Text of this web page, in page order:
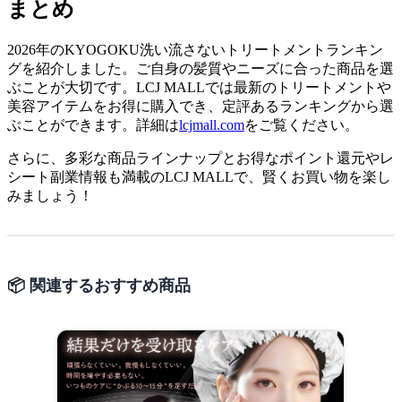
まとめ
2026年のKYOGOKU洗い流さないトリートメントランキン
グを紹介しました。ご自身の髪質やニーズに合った商品を選
ぶことが大切です。LCJ MALLでは最新のトリートメントや
美容アイテムをお得に購入でき、定評あるランキングから選
ぶことができます。詳細はlcjmall.comをご覧ください。
さらに、多彩な商品ラインナップとお得なポイント還元やレ
シート副業情報も満載のLCJ MALLで、賢くお買い物を楽し
みましょう！
📦 関連するおすすめ商品